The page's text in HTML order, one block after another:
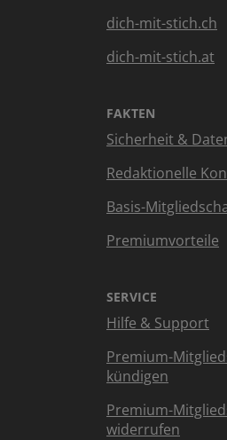
dich-mit-stich.ch
dich-mit-stich.at
FAKTEN
Sicherheit &
Redaktionelle
Basis-
Premiumvorteile
SERVICE
Hilfe & Support
Premium-
kündigen
Premium-
widerrufen